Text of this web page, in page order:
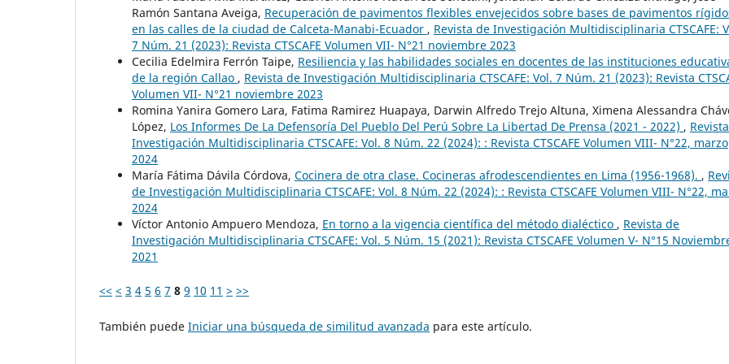
Ramón Santana Aveiga, Recuperación de pavimentos flexibles envejecidos sobre bases de pavimentos
en las calles de la ciudad de Calceta-Manabi-Ecuador , Revista de Investigación Multidisciplinaria CTSCAFE:
7 Núm. 21 (2023): Revista CTSCAFE Volumen VII- N°21 noviembre 2023
Cecilia Edelmira Ferrón Taipe, Resiliencia y las habilidades sociales en docentes de las instituciones
de la región Callao , Revista de Investigación Multidisciplinaria CTSCAFE: Vol. 7 Núm. 21 (2023): Revista
Volumen VII- N°21 noviembre 2023
Romina Yanira Gomero Lara, Fatima Ramirez Huapaya, Darwin Alfredo Trejo Altuna, Ximena Alessandra
López, Los Informes De La Defensoría Del Pueblo Del Perú Sobre La Libertad De Prensa (2021 - 2022) ,
Investigación Multidisciplinaria CTSCAFE: Vol. 8 Núm. 22 (2024): : Revista CTSCAFE Volumen VIII- N°22, marzo
2024
María Fátima Dávila Córdova, Cocinera de otra clase. Cocineras afrodescendientes en Lima (1956-1968). ,
de Investigación Multidisciplinaria CTSCAFE: Vol. 8 Núm. 22 (2024): : Revista CTSCAFE Volumen VIII- N°22,
2024
Víctor Antonio Ampuero Mendoza, En torno a la vigencia científica del método dialéctico , Revista de
Investigación Multidisciplinaria CTSCAFE: Vol. 5 Núm. 15 (2021): Revista CTSCAFE Volumen V- N°15
2021
<< < 3 4 5 6 7 8 9 10 11 > >>
También puede Iniciar una búsqueda de similitud avanzada para este artículo.